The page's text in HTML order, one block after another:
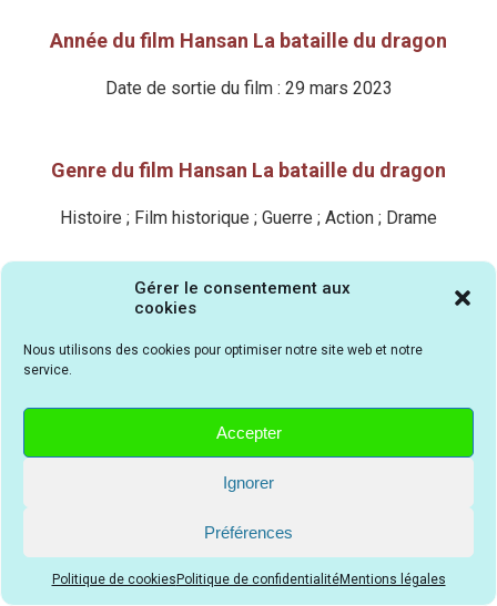
Gérer le consentement aux
cookies
Nous utilisons des cookies pour optimiser notre site web et notre
service.
Accepter
Ignorer
Préférences
Politique de cookies Politique de confidentialitéMentions légales
Année du film Hansan La bataille du dragon
Date de sortie du film : 29 mars 2023
Genre du film Hansan La bataille du dragon
Histoire ; Film historique ; Guerre ; Action ; Drame
Producteur du film Hansan La bataille du
Société de production du film Hansan La